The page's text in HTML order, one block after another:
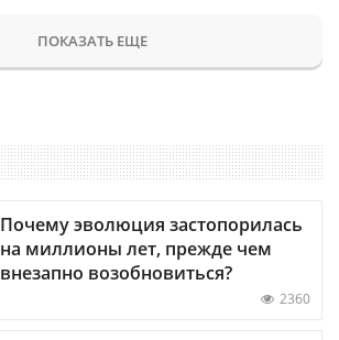
ПОКАЗАТЬ ЕЩЕ
Почему эволюция застопорилась
на миллионы лет, прежде чем
внезапно возобновиться?
2360